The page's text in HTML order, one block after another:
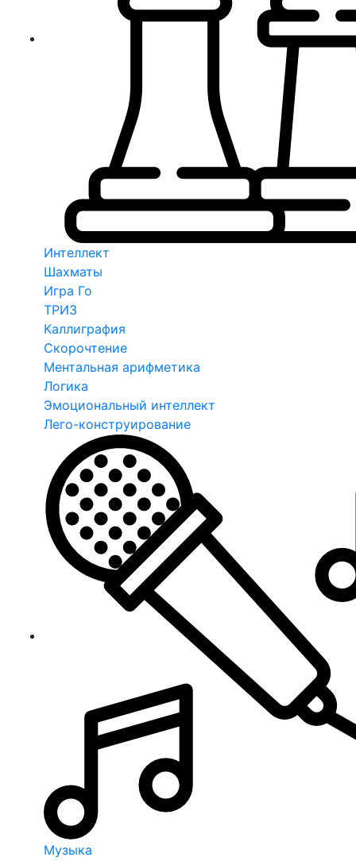
Интеллект
Шахматы
Игра Го
ТРИЗ
Каллиграфия
Скорочтение
Ментальная арифметика
Логика
Эмоциональный интеллект
Лего-конструирование
Музыка